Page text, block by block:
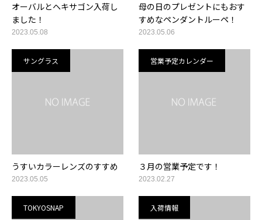
オーバルとヘキサゴン入荷し
ました！
2023.05.08
母の日のプレゼントにもおす
すめなペンダントルーペ！
2023.05.06
サングラス
うすいカラーレンズのすすめ
2023.05.05
営業予定カレンダー
３月の営業予定です！
2023.02.27
TOKYOSNAP 入荷情報